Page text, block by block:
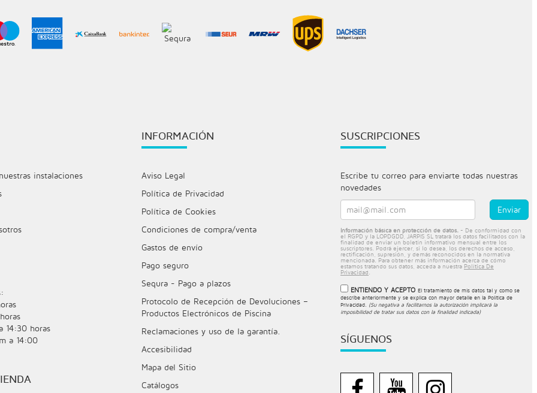
instalaciones
14:30 horas
a 14:00
INFORMACIÓN
Aviso Legal
Política de Privacidad
Política de Cookies
Condiciones de compra/venta
Gastos de envío
Pago seguro
Sequra - Pago a plazos
Protocolo de Recepción de Devoluciones –
Productos Electrónicos de Piscina
Reclamaciones y uso de la garantía.
Accesibilidad
Mapa del Sitio
Catálogos
SUSCRIPCIONES
Escribe tu correo para enviarte todas nuestras
novedades
Información básica en protección de datos. - De conformidad con
el RGPD y la LOPDGDD, JARPIS SL tratará los datos facilitados con la
finalidad de enviar un boletín informativo mensual entre los
suscriptores. Podrá ejercer, si lo desea, los derechos de acceso,
rectificación, supresión, y demás reconocidos en la normativa
mencionada. Para obtener más información acerca de cómo
estamos tratando sus datos, acceda a nuestra Política De
Privacidad
ENTIENDO Y ACEPTO El tratamiento de mis datos tal y como se
describe anteriormente y se explica con mayor detalle en la Política de
Privacidad
(Su negativa a facilitarnos la autorización implicará la
imposibilidad de tratar sus datos con la finalidad indicada)
SÍGUENOS